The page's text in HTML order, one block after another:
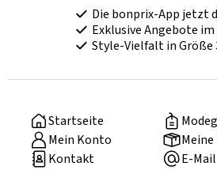
Die bonprix-App jetzt
Exklusive Angebote
Style-Vielfalt in Größe
Startseite
Mein Konto
Kontakt
E-